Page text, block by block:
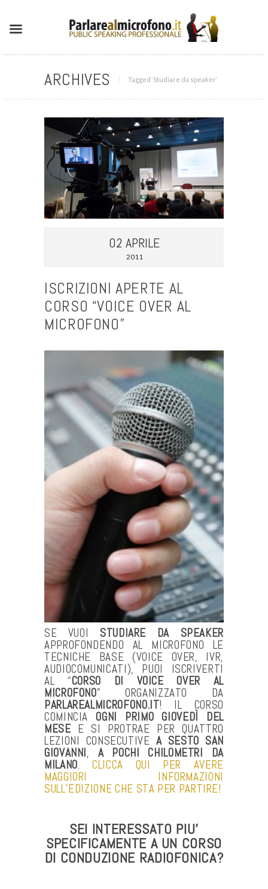
ARCHIVES Tagged ‘Studiare da speaker‘
02 APRILE
2011
ISCRIZIONI APERTE AL
CORSO “VOICE OVER AL
MICROFONO”
SE VUOI STUDIARE DA SPEAKER
APPROFONDENDO AL MICROFONO LE
TECNICHE BASE (VOICE OVER, IVR,
AUDIOCOMUNICATI), PUOI ISCRIVERTI
AL “CORSO DI VOICE OVER AL
MICROFONO” ORGANIZZATO DA
PARLAREALMICROFONO.IT! IL CORSO
COMINCIAOGNI PRIMO GIOVEDÌ DEL
MESE E SI PROTRAE PER QUATTRO
LEZIONI CONSECUTIVE A SESTO SAN
GIOVANNI, A POCHI CHILOMETRI DA
MILANO.CLICCA QUI PER AVERE
MAGGIORI INFORMAZIONI
SULL’EDIZIONE CHE STA PER PARTIRE!
SEI INTERESSATO PIU’
SPECIFICAMENTE A UN CORSO
DI CONDUZIONE RADIOFONICA?